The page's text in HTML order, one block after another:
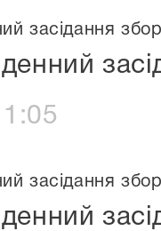
засідання
засідання